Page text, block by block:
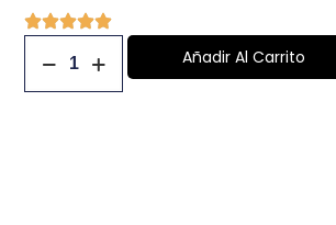
Añadir Al Carrito
podrás realizar tu
compra. Pulsa